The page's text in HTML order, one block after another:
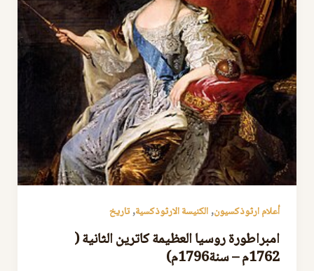
أعلام ارثوذكسيون,الكنيسة الارثوذكسية,تاريخ
امبراطورة روسيا العظيمة كاترين الثانية (
1762م – سنة1796م)